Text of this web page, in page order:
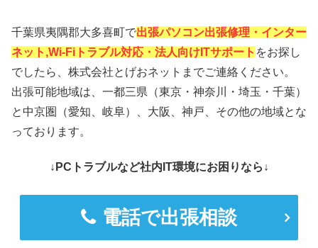
千葉県夷隅郡大多喜町で出張パソコン出張修理・インター
ネット,Wi-Fiトラブル対応・法人向けITサポート をお探し
でしたら、株式会社とげおネットまでご連絡ください。
出張可能地域は、一都三県（東京・神奈川・埼玉・千葉）
と中京圏（愛知、岐阜）、大阪、神戸、その他の地域とな
っております。
↓PCトラブルなど社内IT環境にお困りなら↓
電話で出張相談